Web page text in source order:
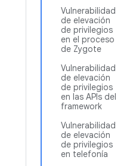
Vulnerabilidad
de elevación
de privilegios
en el proceso
de Zygote
Vulnerabilidad
de elevación
de privilegios
en las APIs del
framework
Vulnerabilidad
de elevación
de privilegios
en telefonía